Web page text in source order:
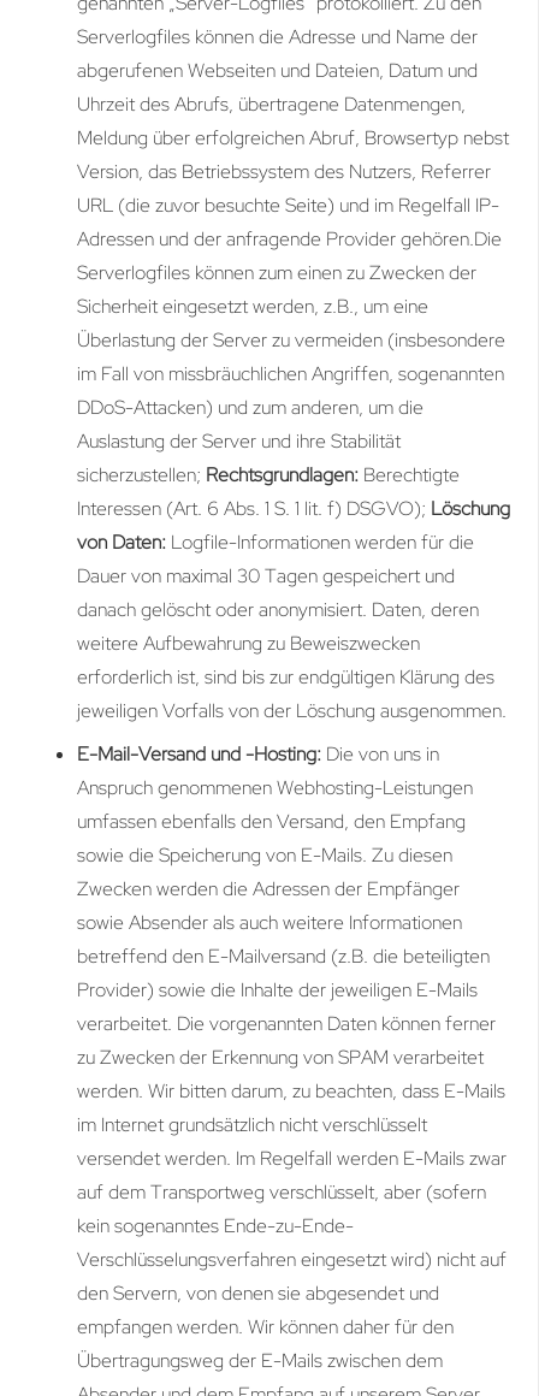
Serverlogfiles können die Adresse und Name der
abgerufenen Webseiten und Dateien, Datum und
Uhrzeit des Abrufs, übertragene Datenmengen,
Meldung über erfolgreichen Abruf, Browsertyp nebst
Version, das Betriebssystem des Nutzers, Referrer
URL (die zuvor besuchte Seite) und im Regelfall IP-
Adressen und der anfragende Provider gehören.Die
Serverlogfiles können zum einen zu Zwecken der
Sicherheit eingesetzt werden, z.B., um eine
Überlastung der Server zu vermeiden (insbesondere
im Fall von missbräuchlichen Angriffen, sogenannten
DDoS-Attacken) und zum anderen, um die
Auslastung der Server und ihre Stabilität
sicherzustellen; Rechtsgrundlagen: Berechtigte
Interessen (Art. 6 Abs. 1 S. 1 lit. f) DSGVO); Löschung
von Daten: Logfile-Informationen werden für die
Dauer von maximal 30 Tagen gespeichert und
danach gelöscht oder anonymisiert. Daten, deren
weitere Aufbewahrung zu Beweiszwecken
erforderlich ist, sind bis zur endgültigen Klärung des
jeweiligen Vorfalls von der Löschung ausgenommen.
E-Mail-Versand und -Hosting: Die von uns in
Anspruch genommenen Webhosting-Leistungen
umfassen ebenfalls den Versand, den Empfang
sowie die Speicherung von E-Mails. Zu diesen
Zwecken werden die Adressen der Empfänger
sowie Absender als auch weitere Informationen
betreffend den E-Mailversand (z.B. die beteiligten
Provider) sowie die Inhalte der jeweiligen E-Mails
verarbeitet. Die vorgenannten Daten können ferner
zu Zwecken der Erkennung von SPAM verarbeitet
werden. Wir bitten darum, zu beachten, dass E-Mails
im Internet grundsätzlich nicht verschlüsselt
versendet werden. Im Regelfall werden E-Mails zwar
auf dem Transportweg verschlüsselt, aber (sofern
kein sogenanntes Ende-zu-Ende-
Verschlüsselungsverfahren eingesetzt wird) nicht auf
den Servern, von denen sie abgesendet und
empfangen werden. Wir können daher für den
Übertragungsweg der E-Mails zwischen dem